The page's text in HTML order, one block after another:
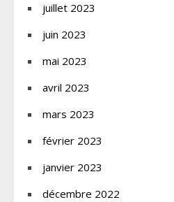
juillet 2023
juin 2023
mai 2023
avril 2023
mars 2023
février 2023
janvier 2023
décembre 2022